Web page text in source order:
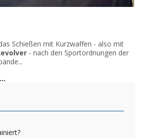
Schießen mit Kurzwaffen - also mit
- nach den Sportordnungen der